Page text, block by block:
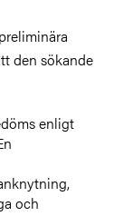
den sökande
enligt
och